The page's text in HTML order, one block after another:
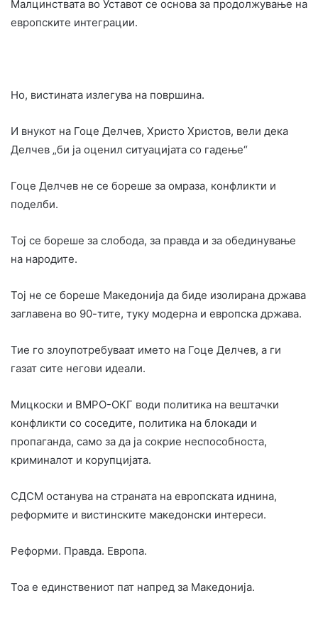
Малцинствата во Уставот се основа за продолжување на
европските интеграции.
Но, вистината излегува на површина.
И внукот на Гоце Делчев, Христо Христов, вели дека
Делчев „би ја оценил ситуацијата со гадење“
Гоце Делчев не се бореше за омраза, конфликти и
поделби.
Тој се бореше за слобода, за правда и за обединување
на народите.
Тој не се бореше Македонија да биде изолирана држава
заглавена во 90-тите, туку модерна и европска држава.
Тие го злоупотребуваат името на Гоце Делчев, а ги
газат сите негови идеали.
Мицкоски и ВМРО-ОКГ води политика на вештачки
конфликти со соседите, политика на блокади и
пропаганда, само за да ја сокрие неспособноста,
криминалот и корупцијата.
СДСМ останува на страната на европската иднина,
реформите и вистинските македонски интереси.
Реформи. Правда. Европа.
Тоа е единствениот пат напред за Македонија.